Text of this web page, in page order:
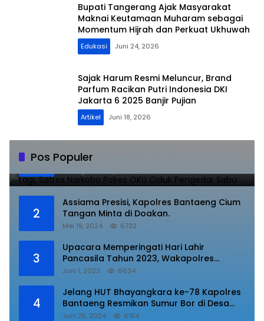
Bupati Tangerang Ajak Masyarakat
Maknai Keutamaan Muharam sebagai
Momentum Hijrah dan Perkuat Ukhuwah
Edukasi Juni 24, 2026
Sajak Harum Resmi Meluncur, Brand
Parfum Racikan Putri Indonesia DKI
Jakarta 6 2025 Banjir Pujian
Artikel Juni 18, 2026
Pos Populer
1
Pengedar Sabu
2
Assiama Presisi, Kapolres Bantaeng Cium
Tangan Minta di Doakan.
Mei 19, 2024 6732
3
Upacara Memperingati Hari Lahir
Pancasila Tahun 2023, Wakapolres
Lampung Utara Bacakan Amanat Kepala
Juni 1, 2023 6634
4
Jelang HUT Bhayangkara ke-78 Kapolres
Bantaeng Resmikan Sumur Bor di Desa
Kaloling Bantaeng
Juni 25, 2024 6154